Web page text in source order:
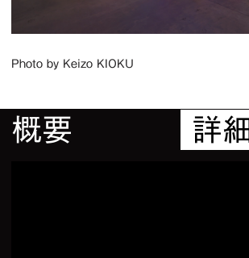
Photo by Keizo KIOKU
概要 詳